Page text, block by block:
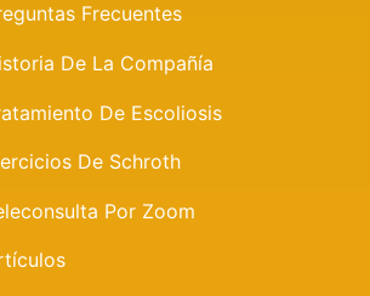
Frecuentes
De La Compañía
De Escoliosis
De Schroth
Por Zoom